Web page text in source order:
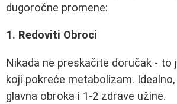
dugoročne promene:
1. Redoviti Obroci
Nikada ne preskačite doručak - to
koji pokreće metabolizam.
glavna obroka i 1-2 zdrave užine.